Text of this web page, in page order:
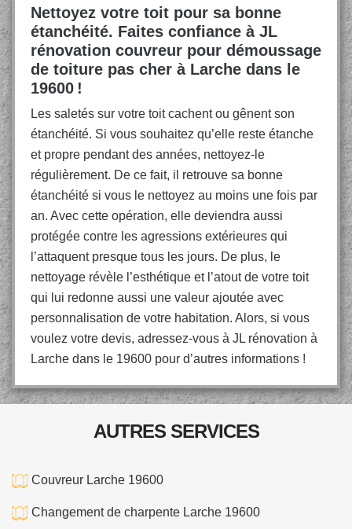
Nettoyez votre toit pour sa bonne
étanchéité. Faites confiance à JL
rénovation couvreur pour démoussage
de toiture pas cher à Larche dans le
19600 !
Les saletés sur votre toit cachent ou gênent son
étanchéité. Si vous souhaitez qu’elle reste étanche
et propre pendant des années, nettoyez-le
régulièrement. De ce fait, il retrouve sa bonne
étanchéité si vous le nettoyez au moins une fois par
an. Avec cette opération, elle deviendra aussi
protégée contre les agressions extérieures qui
l’attaquent presque tous les jours. De plus, le
nettoyage révèle l’esthétique et l’atout de votre toit
qui lui redonne aussi une valeur ajoutée avec
personnalisation de votre habitation. Alors, si vous
voulez votre devis, adressez-vous à JL rénovation à
Larche dans le 19600 pour d’autres informations !
AUTRES SERVICES
Couvreur Larche 19600
Changement de charpente Larche 19600